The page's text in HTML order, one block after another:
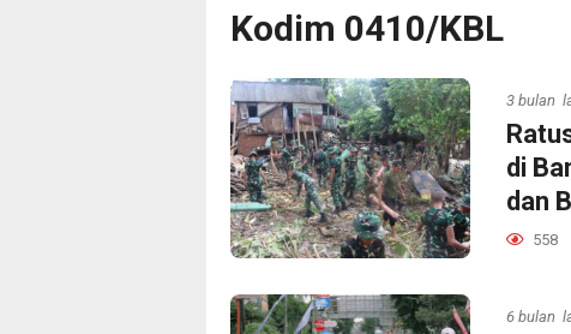
Kodim 0410/KBL
3 bulan
di
dan
558
6 bulan